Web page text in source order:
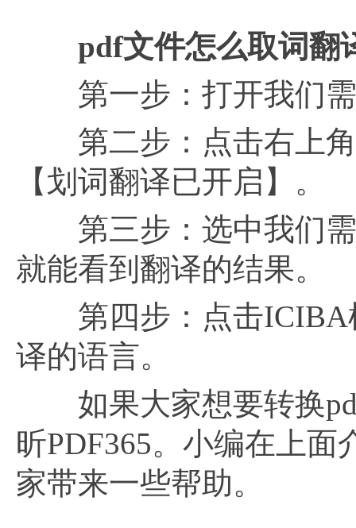
pdf文件怎么取词翻
第一步：打开我们需
第二步：点击右上角
【划词翻译已开启】。
第三步：选中我们需
就能看到翻译的结果。
第四步：点击ICIBA
译的语言。
如果大家想要转换pdf
昕PDF365。小编在上面
家带来一些帮助。